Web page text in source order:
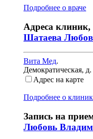
Подробнее о враче
Адреса
Шатаева
Вита Мед.
Демократическая,
Адрес на карте
Подробнее о
Запись на
Любовь